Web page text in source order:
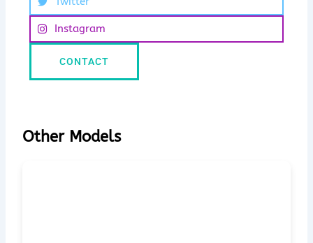
Instagram
CONTACT
Other Models